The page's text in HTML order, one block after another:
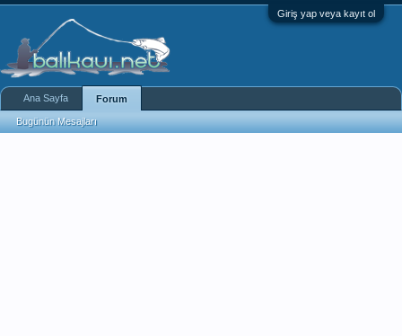
Giriş yap veya kayıt ol
Ana Sayfa Forum
Bugünün Mesajları